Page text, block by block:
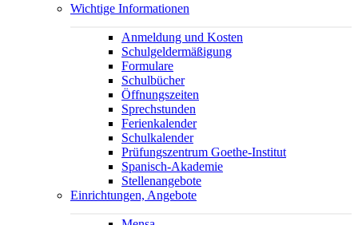
Wichtige Informationen
Anmeldung und Kosten
Schulgeldermäßigung
Formulare
Schulbücher
Öffnungszeiten
Sprechstunden
Ferienkalender
Schulkalender
Prüfungszentrum Goethe-Institut
Spanisch-Akademie
Stellenangebote
Einrichtungen, Angebote